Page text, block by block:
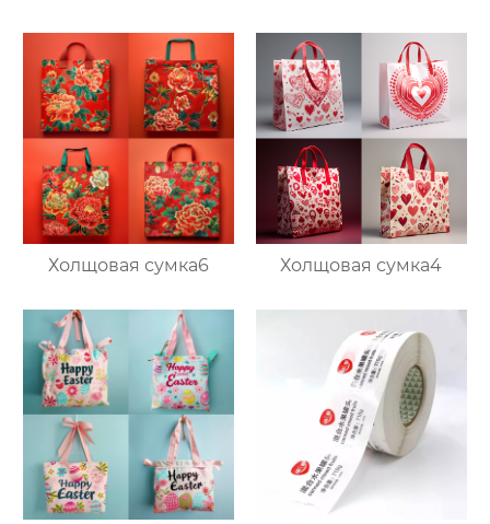
Холщовая сумка6 Холщовая сумка4